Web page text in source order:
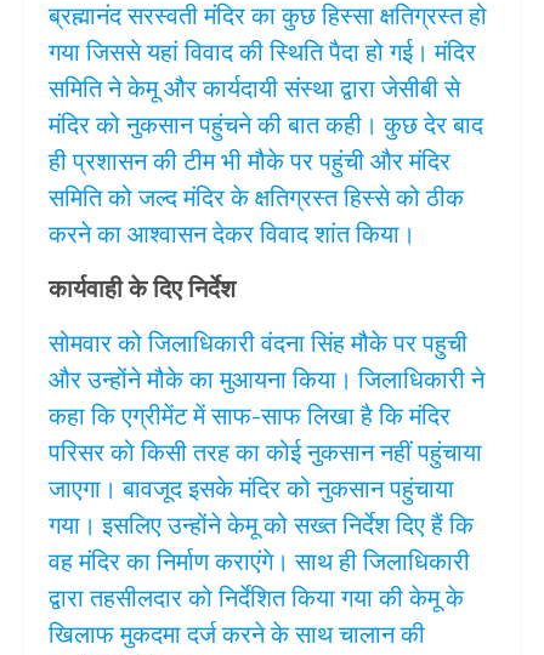
ब्रह्मानंद सरस्वती मंदिर का कुछ हिस्सा क्षतिग्रस्त हो
गया जिससे यहां विवाद की स्थिति पैदा हो गई। मंदिर
समिति ने केमू और कार्यदायी संस्था द्वारा जेसीबी से
मंदिर को नुकसान पहुंचने की बात कही। कुछ देर बाद
ही प्रशासन की टीम भी मौके पर पहुंची और मंदिर
समिति को जल्द मंदिर के क्षतिग्रस्त हिस्से को ठीक
करने का आश्वासन देकर विवाद शांत किया।
कार्यवाही के दिए निर्देश
सोमवार को जिलाधिकारी वंदना सिंह मौके पर पहुची
और उन्होंने मौके का मुआयना किया। जिलाधिकारी ने
कहा कि एग्रीमेंट में साफ-साफ लिखा है कि मंदिर
परिसर को किसी तरह का कोई नुकसान नहीं पहुंचाया
जाएगा। बावजूद इसके मंदिर को नुकसान पहुंचाया
गया। इसलिए उन्होंने केमू को सख्त निर्देश दिए हैं कि
वह मंदिर का निर्माण कराएंगे। साथ ही जिलाधिकारी
द्वारा तहसीलदार को निर्देशित किया गया की केमू के
खिलाफ मुकदमा दर्ज करने के साथ चालान की